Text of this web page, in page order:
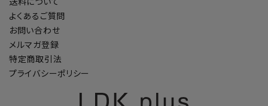
よくあるご質問
お問い合わせ
メルマガ登録
特定商取引法
プライバシーポリシー